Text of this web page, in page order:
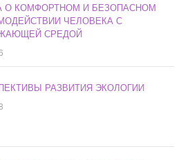
О КОМФОРТНОМ И БЕЗОПАСНОМ
ЧЕЛОВЕКА С
СРЕДОЙ
РАЗВИТИЯ ЭКОЛОГИИ